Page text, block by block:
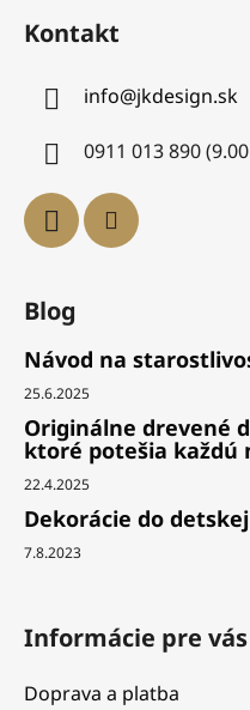
Kontakt
info@jkdesign.sk
0911 013 890
Blog
Návod na
25.6.2025
Originálne drevené
ktoré potešia každú
22.4.2025
Dekorácie do
7.8.2023
Informácie pre vás
Doprava a platba